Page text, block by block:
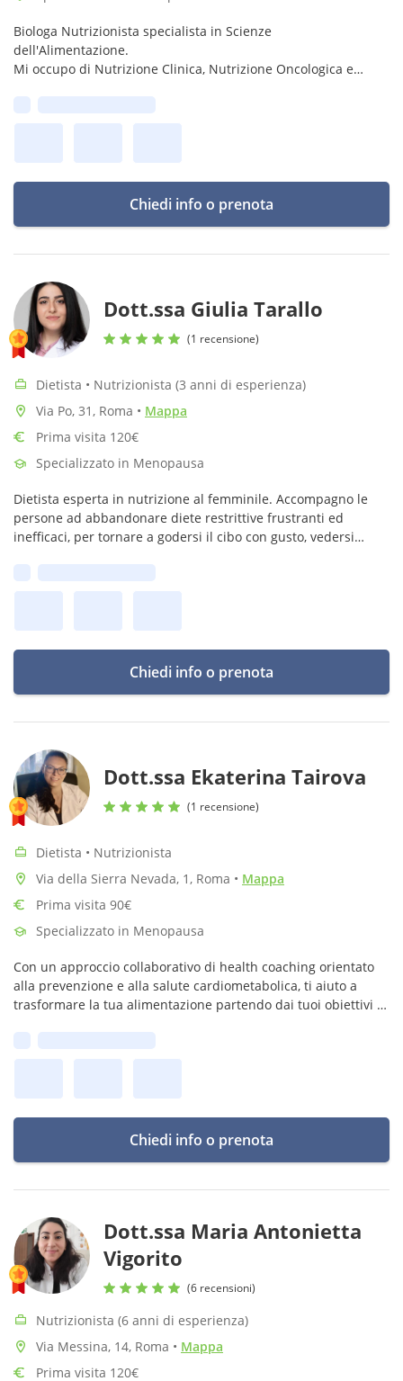
Biologa Nutrizionista specialista in Scienze
dell'Alimentazione.
Mi occupo di Nutrizione Clinica, Nutrizione Oncologica e
Chiedi info o prenota
Dott.ssa Giulia Tarallo
(1 recensione)
Dietista • Nutrizionista (3 anni di esperienza)
Via Po, 31, Roma • Mappa
Prima visita 120€
Specializzato in Menopausa
Dietista esperta in nutrizione al femminile. Accompagno le
persone ad abbandonare diete restrittive frustranti ed
inefficaci, per tornare a godersi il cibo con gusto, vedersi
Chiedi info o prenota
Dott.ssa Ekaterina Tairova
(1 recensione)
Dietista • Nutrizionista
Via della Sierra Nevada, 1, Roma • Mappa
Prima visita 90€
Specializzato in Menopausa
Con un approccio collaborativo di health coaching orientato
alla prevenzione e alla salute cardiometabolica, ti aiuto a
trasformare la tua alimentazione partendo dai tuoi obiettivi e
Chiedi info o prenota
Dott.ssa Maria Antonietta
Vigorito
(6 recensioni)
Nutrizionista (6 anni di esperienza)
Via Messina, 14, Roma • Mappa
Prima visita 120€